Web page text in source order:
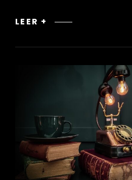
LEER +
ESTILO
Y
ESTÉTICA
Y
LA
DECORACIÓN